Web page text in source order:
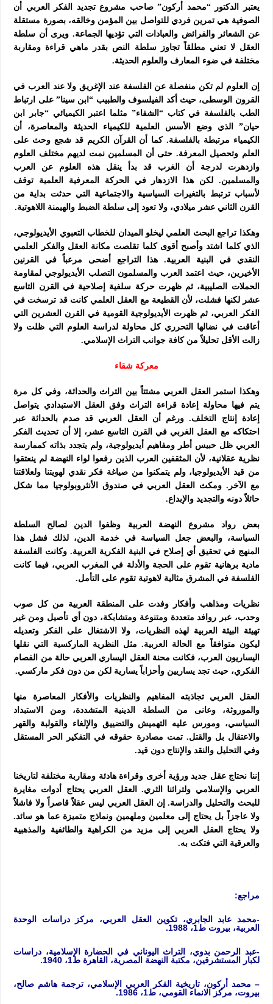
يعتبر الدكتور “محمد أركون” صاحب مشروع تجديد الفكر العربي أن
الصوفية هي تمرين فردي للتواصل بين المؤمن وخالقه، بصورة مستقلة
عن الشعائر والفرائض والعبادات التي تؤديها الجماعة. ويرى أن سلطة
العقل لا تعني مطلقاً تجاوز سلطة النص بقدر ماهي قراءة ومقاربة
مختلفة في ضوء المعارف والعلوم الحديثة.
إن العلوم لم تكن منفصلة عن الفلسفة عند الإغريق ولا عند العرب في
القرون الوسطى، حيث أكد الفيلسوف والطبيب “ابن سينا” على ارتباط
الطب بالفلسفة في كتاب “الشفاء” مثلما اعتبر الكيميائي “جابر ابن
حيان” الذي وضع الأسس العلمية للكيمياء الحديثة والمعاصرة، أن
الكيمياء مرتبطة بالفلسفة. كما أن القرآن الكريم قد شجع وحث على
العلم وتحصيل المعرفة. حتى أن المسلمين نمت لديهم مختلف العلوم
وازدهرت لدرجة أن الغرب قد بدأ ينقل هذه العلوم عن العرب
والمسلمين. لكن هذا الازدهار في الحركة المعرفية العلمية توقف
لأسباب ترتبط بالتغيرات السياسية والاجتماعية التي حدثت بداية من
القرن الثاني عشر ميلادي، ولا تعود إلى سلطة الضبط والهيمنة اللاهوتية.
وهكذا تراجع البحث العلمي ليخلو الميدان للخطاب التعبوي الأيديولوجي،
الذي كلما اشتد وأصبح أقوى كلما تقلصت مكانة العقل والفكر العلمي
النقدي في البنية العربية. هذا التراجع أضحى مرعباً في القرنين
الأخيرين، حيث اعتمد العرب والمسلمون التصلب الأيديولوجي لمقاومة
الحملات الصليبية، ثم ظهرت حركة سلفية إصلاحية في القرن التاسع
عشر لكنها فشلت، لأن القطيعة مع العقل العلمي كانت قد ترسخت في
الفكر العربي، ثم ظهرت الأيديولوجية القومية في القرن العشرين التي
أعاقت في نضالها التحرري كل محاولة لدراسة العلوم التي ظلت ولا
زالت الأقل تحليلاً من كافة جوانب التراث الإسلامي.
معركة شقاء
وهكذا استمر العقل العربي مشتتاً بين التراث والحداثة، وفي كل مرة
يتم فيها محاولة إعادة قراءة التراث وفق العقل الاستبدادي يتواصل
إعادة إنتاج التخلف. ورغم أن العقل العربي قد صدم بالحداثة عبر
احتكاكه مع العقل الغربي في القرن التاسع عشر، إلا أن تحديث الفكر
العربي ظل حبيس أطر ومفاهيم أيديولوجية، ولم يتجدد بذاته كممارسة
نظرية عقلانية، لأن المثقفين العرب الذين رفعوا لواء النهضة لم ينعتقوا
من قيد الأيديولوجيا، ولم يتمكنوا من صياغة فكر نقدي لهويتنا ولعلاقتنا
مع الآخر. ومكث العقل العربي في صندوق الأنثروبولوجيا مما شكل
حائلاً دونه والتجديد والإبداع.
بعض رواد مشروع النهضة العربية وظفوا الدين لصالح السلطة
السياسة، والبعض جعل السياسة في خدمة الدين، لذلك فشل هذا
المنهج في تحقيق أي إصلاح في البنية الفكرية العربية. وكانت الفلسفة
مادية برهانية تقوم على الحجة والأدلة في المغرب العربي، فيما كانت
الفلسفة في المشرق مثالية لاهوتية تقوم على التأمل.
نظريات ومذاهب وأفكار وفدت على المنطقة العربية من كل صوب
وحدب، عبر روافد متعددة ومتنوعة ومتشابكة، دون أي تأصيل ومن غير
تهيئة البيئة العربية لهذه النظريات، ولا الاشتغال على الفكر وتعديله
ليكون متوافقاً مع الحالة العربية. مثل النظرية الماركسية التي نقلها
اليساريون العرب، فكانت محنة العقل اليساري العربي حالة من الفصام
الفكري، حيث تجد يساريين وأحزاباً يسارية لكن من دون فكر ماركسي.
العقل العربي تجاذبته المفاهيم والنظريات والأفكار المعاصرة منها
والموروثة، وعانى من السلطة الدينية المتشددة، ومن الاستبداد
السياسي، ومورس عليه التهميش والتضييق والإلغاء والقولبة والقهر
والاعتقال بل والقتل. تمت مصادرة حقوقه في التفكير الحر المستقل
وفي التحليل والنقد والإنتاج دون قيد.
إننا نحتاج عقل جديد ورؤية أخرى وقراءة هادئة ومقاربة مختلفة لتاريخنا
العربي والإسلامي ولتراثنا الثري. العقل العربي يحتاج أدوات مغايرة
للبحث والتحليل والدراسة. إن العقل العربي ليس عقلاً قاصراً ولا فاشلاً
ولا عاجزاً بل يحتاج إلى معلمين وملهمين ونماذج متميزة عما هو سائد.
ولا يحتاج العقل العربي إلى مزيد من الكراهية والطائفية والمذهبية
والعرقية التي فتكت به.
مراجع:
-محمد عابد الجابري، تكوين العقل العربي، مركز دراسات الوحدة
العربية، بيروت ط1، 1988.
-عبد الرحمن بدوي، التراث اليوناني في الحضارة الإسلامية، دراسات
لكبار المستشرقين، مكتبة النهضة المصرية، القاهرة ط1، 1940.
– محمد أركون، تاريخية الفكر العربي الإسلامي، ترجمة هاشم صالح،
بيروت، مركز الانماء القومي، ط1، 1986.